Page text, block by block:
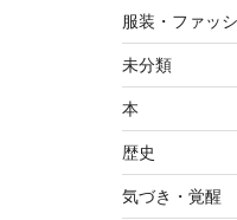
服装・ファッ
未分類
本
歴史
気づき・覚醒